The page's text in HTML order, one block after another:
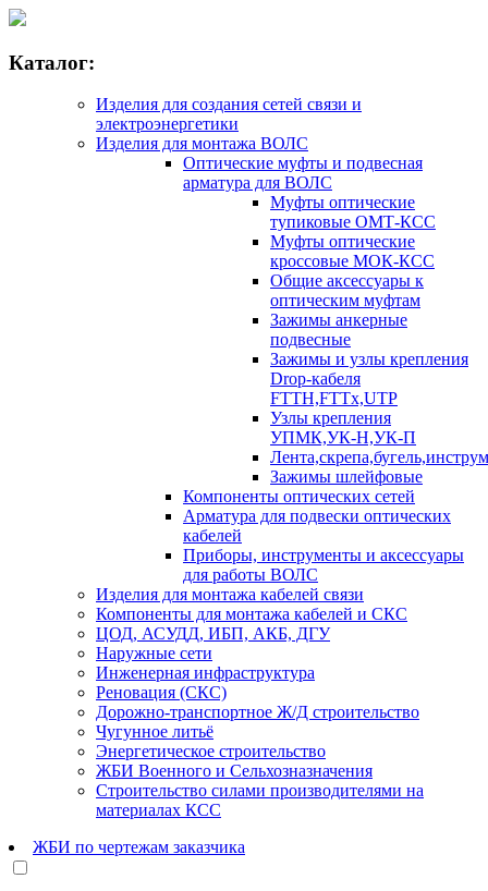
Каталог:
Изделия для создания сетей связи и
электроэнергетики
Изделия для монтажа ВОЛС
Оптические муфты и подвесная
арматура для ВОЛС
Муфты оптические
тупиковые ОМТ-КСС
Муфты оптические
кроссовые МОК-КСС
Общие аксессуары к
оптическим муфтам
Зажимы анкерные
подвесные
Зажимы и узлы крепления
Drop-кабеля
FTTH,FTTx,UTP
Узлы крепления
УПМК,УК-Н,УК-П
Зажимы шлейфовые
Компоненты оптических сетей
Арматура для подвески оптических
кабелей
Приборы, инструменты и аксессуары
для работы ВОЛС
Изделия для монтажа кабелей связи
Компоненты для монтажа кабелей и СКС
ЦОД, АСУДД, ИБП, АКБ, ДГУ
Наружные сети
Инженерная инфраструктура
Реновация (СКС)
Дорожно-транспортное Ж/Д строительство
Чугунное литьё
Энергетическое строительство
ЖБИ Военного и Сельхозназначения
Строительство силами производителями на
материалах КСС
ЖБИ по чертежам заказчика